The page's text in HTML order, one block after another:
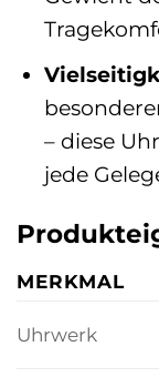
– diese
jede
MERKMAL
Uhrwerk